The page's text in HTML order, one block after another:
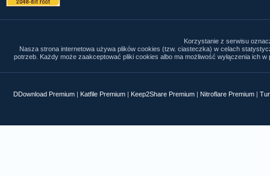
Korzystanie z serwisu
Nasza strona internetowa używa plików cookies (tzw. ciasteczka) w celach
potrzeb. Każdy może zaakceptować pliki cookies albo ma możliwość wyłączenia ich
DDownload Premium | Katfile Premium | Keep2Share Premium | Nitroflare Premium |